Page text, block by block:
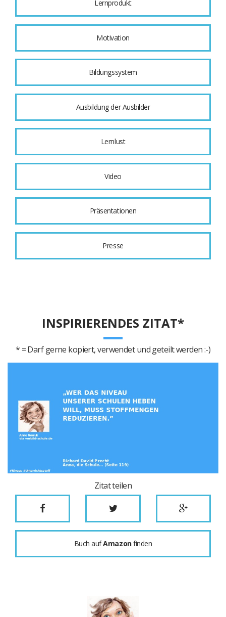
Lernprodukt
Motivation
Bildungssystem
Ausbildung der Ausbilder
Lernlust
Video
Präsentationen
Presse
INSPIRIERENDES ZITAT*
* = Darf gerne kopiert, verwendet und geteilt werden :-)
Zitat teilen
Buch aufAmazonfinden